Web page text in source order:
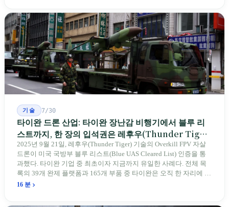
기술 7/30
타이완 드론 산업: 타이완 장난감 비행기에서 블루 리
스트까지, 한 장의 입석권은 레후우(Thunder Tiger)
에게
2025년 9월 21일, 레후우(Thunder Tiger) 기술의 Overkill FPV 자살
드론이 미국 국방부 블루 리스트(Blue UAS Cleared List) 인증을 통
과했다. 타이완 기업 중 최초이자 지금까지 유일한 사례다. 전체 목
록의 39개 완제 플랫폼과 165개 부품 중 타이완은 오직 한 자리에 불
과하다. 2026년 4월, 미국 양당 소속 상원의원 4명이 《타이완을 위
16 분